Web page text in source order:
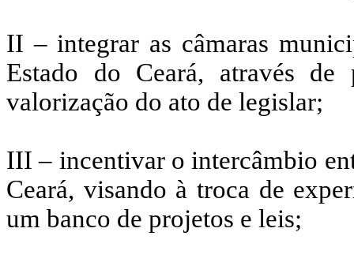
II – integrar as câmaras
Estado do Ceará, através
valorização do ato de legislar;
III – incentivar o intercâmbio
Ceará, visando à troca de
um banco de projetos e leis;